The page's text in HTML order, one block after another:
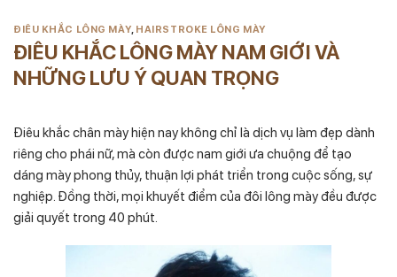
ĐIÊU KHẮC LÔNG MÀY, HAIRSTROKE LÔNG MÀY
ĐIÊU KHẮC LÔNG MÀY NAM GIỚI VÀ
NHỮNG LƯU Ý QUAN TRỌNG
Điêu khắc chân mày hiện nay không chỉ là dịch vụ làm đẹp dành
riêng cho phái nữ, mà còn được nam giới ưa chuộng để tạo
dáng mày phong thủy, thuận lợi phát triển trong cuộc sống, sự
nghiệp. Đồng thời, mọi khuyết điểm của đôi lông mày đều được
giải quyết trong 40 phút.